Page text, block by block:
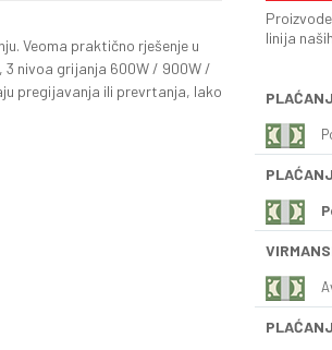
Veoma praktično rješenje u
3 nivoa grijanja 600W / 900W /
pregijavanja ili prevrtanja, lako
linija